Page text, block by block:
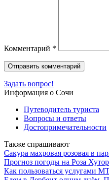
Комментарий *
Задать вопрос!
Информация о Сочи
Путеводитель туриста
Вопросы и ответы
Достопримечательности
Также спрашивают
Сакура махровая розовая в
Прогноз погоды на Роза
Как пользоваться услугами